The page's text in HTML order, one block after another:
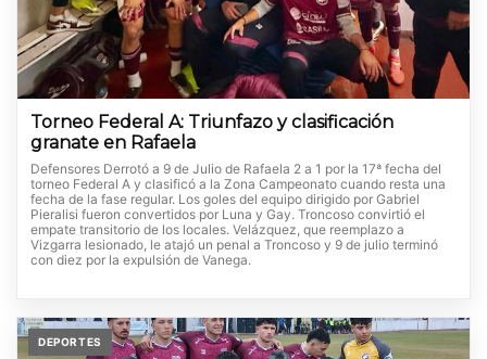
Torneo Federal A: Triunfazo y clasificación
granate en Rafaela
Defensores Derrotó a 9 de Julio de Rafaela 2 a 1 por la 17ª fecha del
torneo Federal A y clasificó a la Zona Campeonato cuando resta una
fecha de la fase regular. Los goles del equipo dirigido por Gabriel
Pieralisi fueron convertidos por Luna y Gay. Troncoso convirtió el
empate transitorio de los locales. Velázquez, que reemplazo a
Vizgarra lesionado, le atajó un penal a Troncoso y 9 de julio terminó
con diez por la expulsión de Vanega.
DEPORTES